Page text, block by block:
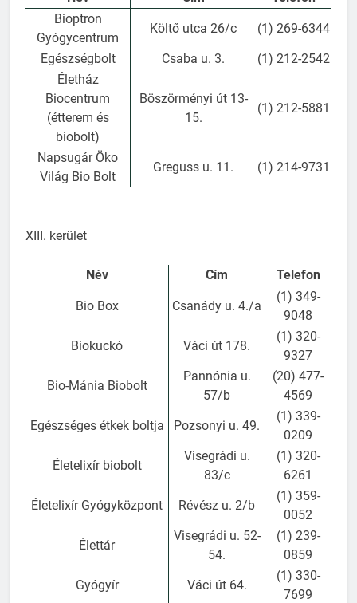
Bioptron
Gyógycentrum
Költő utca 26/c
(1) 269-6344
Egészségbolt
Csaba u. 3.
(1) 212-2542
Életház
Biocentrum
(étterem és
biobolt)
Böszörményi út 13-
15.
(1) 212-5881
Napsugár Öko
Világ Bio Bolt
Greguss u. 11. (1) 214-9731
XIII. kerület
Név Cím Telefon
Bio Box Csanády u. 4./a
(1) 349-
9048
Biokuckó
Váci út 178.
(1) 320-
9327
Bio-Mánia Biobolt
Pannónia u.
57/b
(20) 477-
4569
Egészséges étkek boltja
Pozsonyi u. 49.
(1) 339-
0209
Életelixír biobolt
Visegrádi u.
83/c
(1) 320-
6261
Életelixír Gyógyközpont
Révész u. 2/b
(1) 359-
0052
Élettár
Visegrádi u. 52-
54.
(1) 239-
0859
Gyógyír
Váci út 64.
(1) 330-
7699